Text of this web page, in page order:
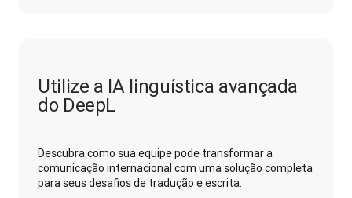
Utilize a IA linguística avançada
do DeepL
Descubra como sua equipe pode transformar a
comunicação internacional com uma solução completa
para seus desafios de tradução e escrita.